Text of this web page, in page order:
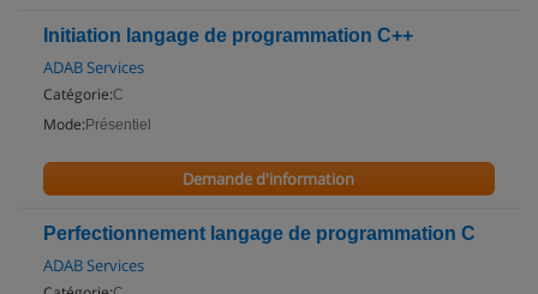
Initiation langage de programmation C++
ADAB Services
Catégorie:C
Mode: Présentiel
Demande d'information
Perfectionnement langage de programmation C
ADAB Services